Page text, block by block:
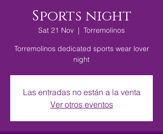
Sports night
Sat 21 Nov
  |
Torremolinos
Torremolinos dedicated sports wear lover
night
Las entradas no están a la venta
Ver otros eventos